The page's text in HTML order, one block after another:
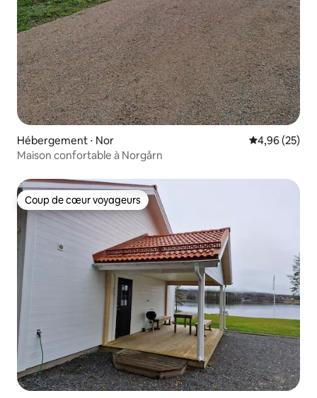
Hébergement ⋅ Nor Évaluation
4,96 (25)
Maison confortable à Norgårn
Coup de cœur voyageurs
Coup de cœur voyageurs